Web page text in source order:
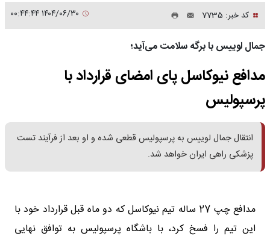
کد خبر: 7735
جمال لوییس با برگه سلامت می‌آید؛
مدافع نیوکاسل پای امضای قرارداد با
پرسپولیس
انتقال جمال لوییس به پرسپولیس قطعی شده و او بعد از فرآیند تست
پزشکی راهی ایران خواهد شد.
مدافع چپ 27 ساله تیم نیوکاسل که دو ماه قبل قرارداد خود با
این تیم را فسخ کرد، با باشگاه پرسپولیس به توافق نهایی